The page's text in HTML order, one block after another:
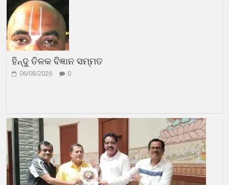
ହିନ୍ଦୁ ତିଳକ ବିଜ୍ଞାନ ସମ୍ମତ
06/08/2026 0